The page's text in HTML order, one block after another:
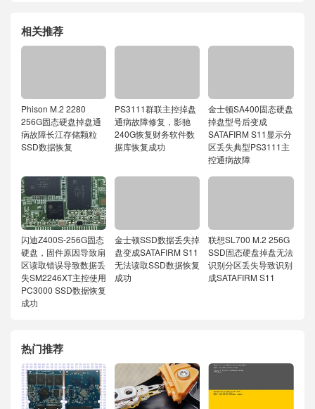
相关推荐
Phison M.2 2280
256G固态硬盘掉盘通
病故障长江存储颗粒
SSD数据恢复
PS3111群联主控掉盘
通病故障修复，影驰
240G恢复财务软件数
据库恢复成功
金士顿SA400固态硬盘
掉盘型号后变成
SATAFIRM S11显示分
区丢失典型PS3111主
控通病故障
闪迪Z400S-256G固态
硬盘，固件原因导致扇
区读取错误导致数据丢
失SM2246XT主控使用
PC3000 SSD数据恢复
成功
金士顿SSD数据丢失掉
盘变成SATAFIRM S11
无法读取SSD数据恢复
成功
联想SL700 M.2 256G
SSD固态硬盘掉盘无法
识别分区丢失导致识别
成SATAFIRM S11
热门推荐